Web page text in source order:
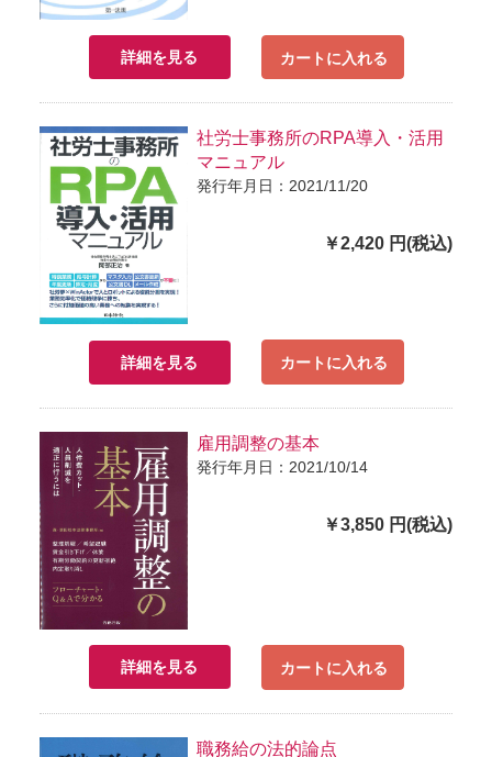
詳細を見る カートに入れる
社労士事務所のRPA導入・活用
マニュアル
発行年月日：2021/11/20
￥2,420 円(税込)
詳細を見る カートに入れる
雇用調整の基本
発行年月日：2021/10/14
￥3,850 円(税込)
詳細を見る カートに入れる
職務給の法的論点